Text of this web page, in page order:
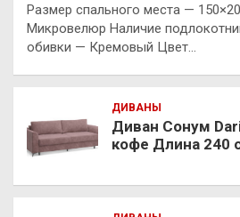
Размер спального места —
Микровелюр Наличие
обивки — Кремовый Цвет…
ДИВАНЫ
Диван Сонум
кофе Длина 240